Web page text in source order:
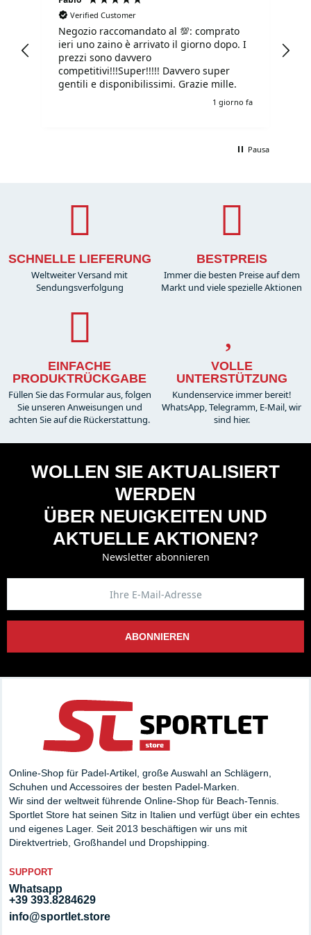
Verified Customer
Negozio raccomandato al 💯: comprato
ieri uno zaino è arrivato il giorno dopo. I
prezzi sono davvero
competitivi!!!Super!!!!! Davvero super
gentili e disponibilissimi. Grazie mille.
1 giorno fa
Pausa
SCHNELLE LIEFERUNG
Weltweiter Versand mit
Sendungsverfolgung
BESTPREIS
Immer die besten Preise auf dem
Markt und viele spezielle Aktionen
EINFACHE
PRODUKTRÜCKGABE
Füllen Sie das Formular aus, folgen
Sie unseren Anweisungen und
achten Sie auf die Rückerstattung.
VOLLE
UNTERSTÜTZUNG
Kundenservice immer bereit!
WhatsApp, Telegramm, E-Mail, wir
sind hier.
WOLLEN SIE AKTUALISIERT
WERDEN
ÜBER NEUIGKEITEN UND
AKTUELLE AKTIONEN?
Newsletter abonnieren
ABONNIEREN
Online-Shop für Padel-Artikel, große Auswahl an Schlägern,
Schuhen und Accessoires der besten Padel-Marken.
Wir sind der weltweit führende Online-Shop für Beach-Tennis.
Sportlet Store hat seinen Sitz in Italien und verfügt über ein echtes
und eigenes Lager. Seit 2013 beschäftigen wir uns mit
Direktvertrieb, Großhandel und Dropshipping.
SUPPORT
Whatsapp
+39 393.8284629
info@sportlet.store